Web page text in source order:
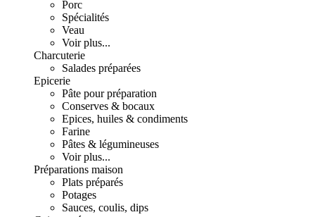
Porc
Spécialités
Veau
Voir plus...
Charcuterie
Salades préparées
Epicerie
Pâte pour préparation
Conserves & bocaux
Epices, huiles & condiments
Farine
Pâtes & légumineuses
Voir plus...
Préparations maison
Plats préparés
Potages
Sauces, coulis, dips